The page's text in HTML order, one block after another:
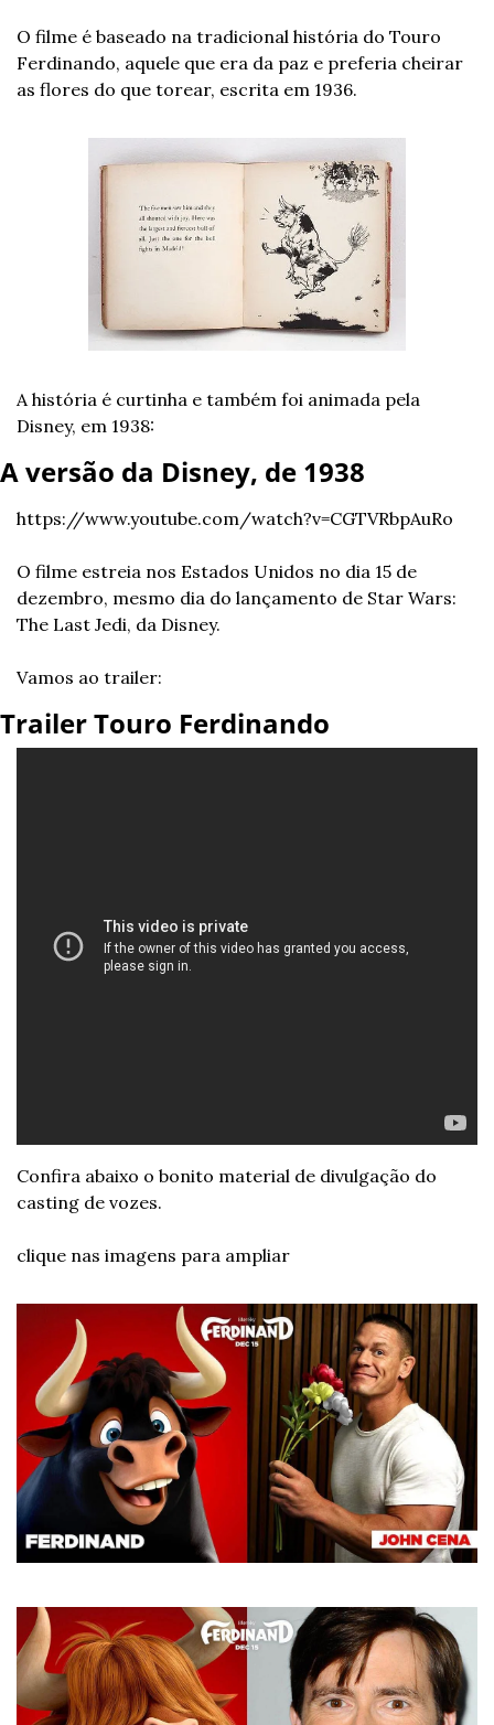
O filme é baseado na tradicional história do Touro
Ferdinando, aquele que era da paz e preferia cheirar
as flores do que torear, escrita em 1936.
A história é curtinha e também foi animada pela
Disney, em 1938:
A versão da Disney, de 1938
https://www.youtube.com/watch?v=CGTVRbpAuRo
O filme estreia nos Estados Unidos no dia 15 de
dezembro, mesmo dia do lançamento de Star Wars:
The Last Jedi, da Disney.
Vamos ao trailer:
Trailer Touro Ferdinando
Confira abaixo o bonito material de divulgação do
casting de vozes.
clique nas imagens para ampliar